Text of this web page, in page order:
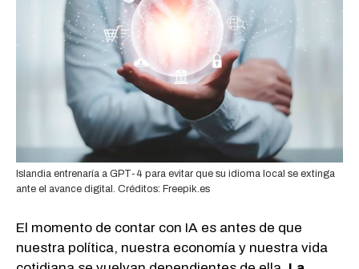
Islandia entrenaría a GPT-4 para evitar que su idioma local se extinga
ante el avance digital. Créditos: Freepik.es
El momento de contar con IA es antes de que
nuestra política, nuestra economía y nuestra vida